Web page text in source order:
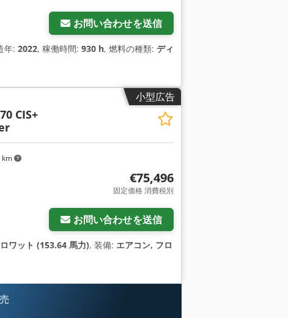
お問い合わせを送信
年: 2022, 稼働時間: 930 h, 燃料の種類: ディ
小型広告
CIS+
€75,496
固定価格 消費税別
お問い合わせを送信
ワット (153.64 馬力), 装備: エアコン, フロ